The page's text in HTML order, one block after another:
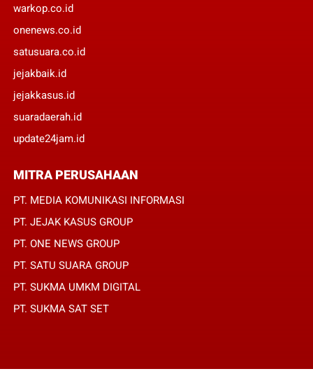
warkop.co.id
onenews.co.id
satusuara.co.id
jejakbaik.id
jejakkasus.id
suaradaerah.id
update24jam.id
MITRA PERUSAHAAN
PT. MEDIA KOMUNIKASI INFORMASI
PT. JEJAK KASUS GROUP
PT. ONE NEWS GROUP
PT. SATU SUARA GROUP
PT. SUKMA UMKM DIGITAL
PT. SUKMA SAT SET